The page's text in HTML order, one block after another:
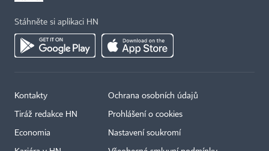
Stáhněte si aplikaci HN
Kontakty
Tiráž redakce HN
Economia
Ochrana osobních údajů
Prohlášení o cookies
Nastavení soukromí